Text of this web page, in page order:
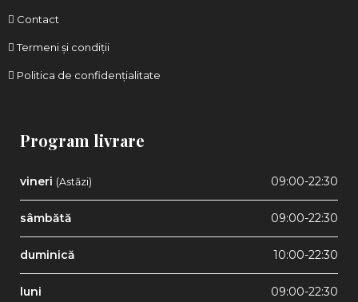
Contact
Termeni și condiții
Politica de confidențialitate
Program livrare
vineri (Astăzi) 09:00-22:30
sâmbătă 09:00-22:30
duminică 10:00-22:30
luni 09:00-22:30